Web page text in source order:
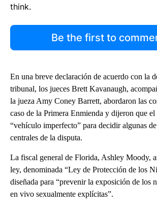
think.
Be the first to
En una breve declaración de acuerdo con la
tribunal, los jueces Brett Kavanaugh,
la jueza Amy Coney Barrett, abordaron las
caso de la Primera Enmienda y dijeron que el
“vehículo imperfecto” para decidir algunas
centrales de la disputa.
La fiscal general de Florida, Ashley Moody,
ley, denominada “Ley de Protección de los
diseñada para “prevenir la exposición de los
en vivo sexualmente explícitas”.